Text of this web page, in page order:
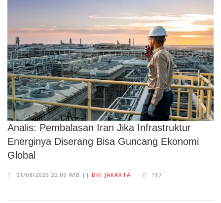
Analis: Pembalasan Iran Jika Infrastruktur
Energinya Diserang Bisa Guncang Ekonomi
Global
01/08/2026 22:09 WIB || DKI JAKARTA 117